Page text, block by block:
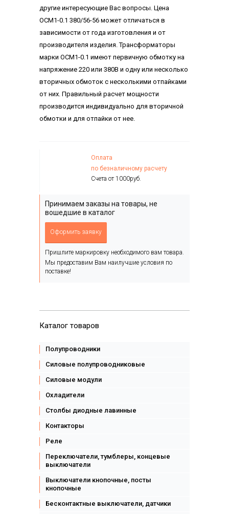
другие интересующие Вас вопросы. Цена
ОСМ1-0.1 380/56-56 может отличаться в
зависимости от года изготовления и от
производителя изделия. Трансформаторы
марки ОСМ1-0.1 имеют первичную обмотку на
напряжение 220 или 380В и одну или несколько
вторичных обмоток с несколькими отпайками
от них. Правильный расчет мощности
производится индивидуально для вторичной
обмотки и для отпайки от нее.
Оплата
по безналичному расчету
Счета от 1000руб.
Принимаем заказы на товары, не
вошедшие в каталог
Оформить заявку
Пришлите маркировку необходимого вам товара.
Мы предоставим Вам наилучшие условия по
поставке!
Каталог товаров
Полупроводники
Силовые полупроводниковые
Силовые модули
Охладители
Столбы диодные лавинные
Контакторы
Реле
Переключатели, тумблеры, концевые
выключатели
Выключатели кнопочные, посты
кнопочные
Бесконтактные выключатели, датчики